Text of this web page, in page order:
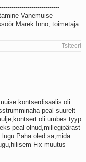
Vanemuise
Marek Inno, toimetaja
Tsiteeri
kontserdisaalis oli
peal suurelt
oli umbes tyyp
peal olnud,millegipärast
Paha oled sa,mida
Fix muutus